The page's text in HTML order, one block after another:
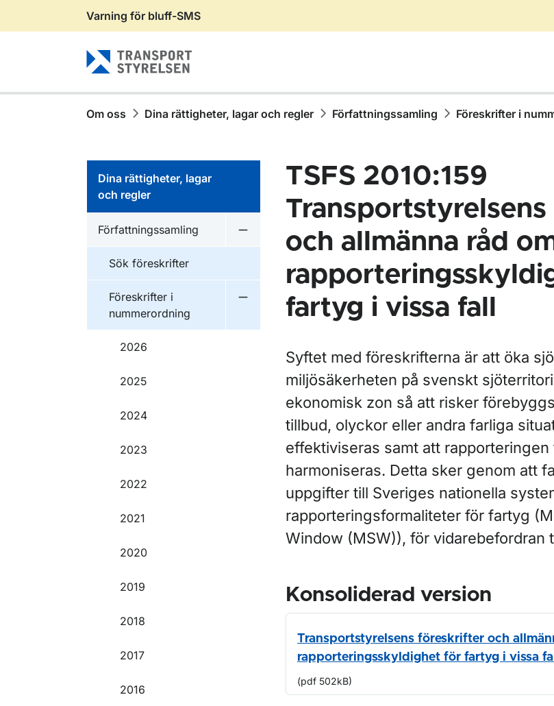
Gå till sidans innehåll
Varning för bluff-SMS
Om oss Dina rättigheter, lagar och regler Författningssamling Föreskrifter i
Dina rättigheter, lagar
och regler
Författningssamling
Undermeny för Författningssamling
Sök föreskrifter
Föreskrifter i
nummerordning
Undermeny för Föreskrifter i nummerordning
2026
2025
2024
2023
2022
2021
2020
2019
2018
2017
2016
TSFS 2010:159
och allmänna råd
fartyg i vissa fall
Syftet med föreskrifterna är att öka
miljösäkerheten på svenskt
ekonomisk zon så att risker
tillbud, olyckor eller andra farliga
effektiviseras samt att
harmoniseras. Detta sker genom att
uppgifter till Sveriges nationella
rapporteringsformaliteter för fartyg
Window (MSW)), för vidarebefordran
Konsoliderad version
Transportstyrelsens föreskrifter och
rapporteringsskyldighet för fartyg i vissa fall
(pdf 502kB)